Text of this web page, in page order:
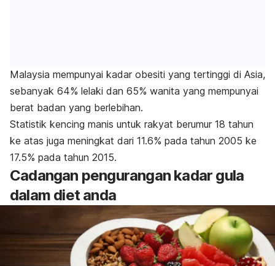
Malaysia mempunyai kadar obesiti yang tertinggi di Asia,
sebanyak 64% lelaki dan 65% wanita yang mempunyai
berat badan yang berlebihan.
Statistik kencing manis untuk rakyat berumur 18 tahun
ke atas juga meningkat dari 11.6% pada tahun 2005 ke
17.5% pada tahun 2015.
Cadangan pengurangan kadar gula
dalam diet anda